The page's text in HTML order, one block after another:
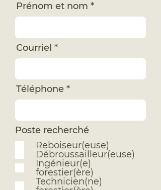
Prénom et nom
Courriel
Téléphone
Poste recherché
Reboiseur(euse)
Débroussailleur(euse)
Ingénieur(e)
forestier(ère)
Technicien(ne)